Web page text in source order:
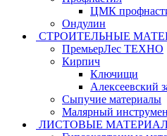
ЦМК
Ондулин
СТРОИТЕЛЬНЫЕ
ПремьерЛес ТЕХНО
Кирпич
Ключищи
Алексеевский
Сыпучие материалы
Малярный
ЛИСТОВЫЕ